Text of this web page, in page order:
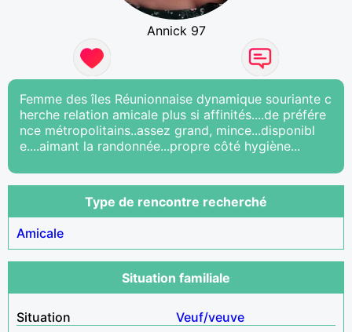
Annick 97
Femme des îles Réunionnaise dynamique souriante c
herche relation amicale plus si affinités....de préfére
nce métropolitains..assez grand, mince...disponibl
e....aimant la randonnée...propre côté hygiène...
Type de rencontre recherché
Amicale
Situation familiale
Situation
Veuf/veuve